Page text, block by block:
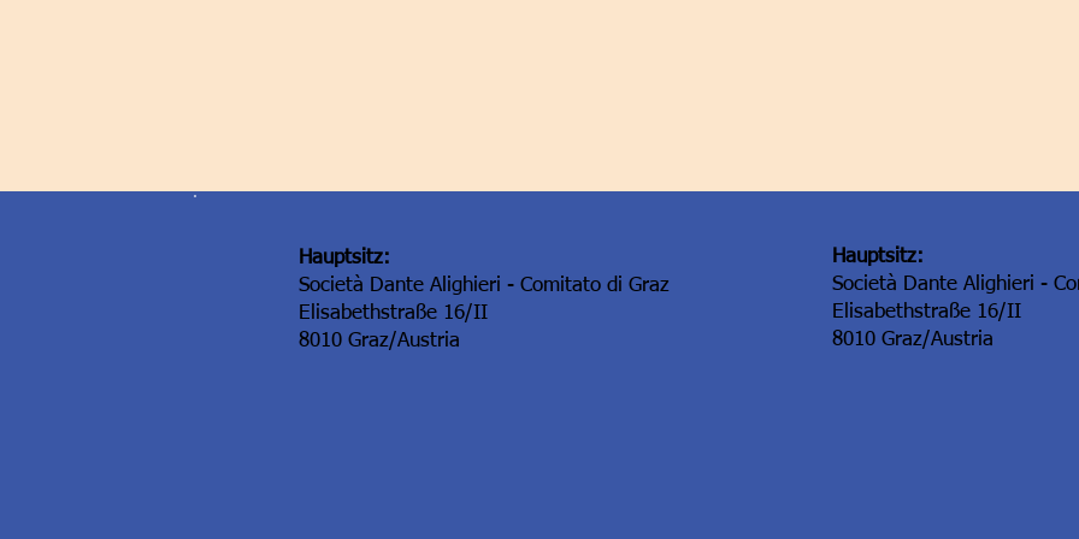
Hauptsitz:
Società Dante Alighieri - Comitato di Graz
Elisabethstraße 16/II
8010 Graz/Austria
Hauptsitz:
Società Dante Alighieri -
Elisabethstraße 16/II
8010 Graz/Austria